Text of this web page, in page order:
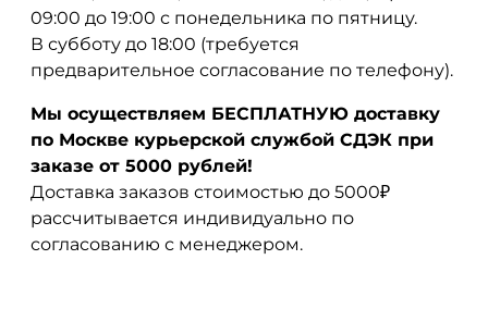
09:00 до 19:00 с понедельника по пятницу.
В субботу до 18:00 (требуется
предварительное согласование по телефону).
Мы осуществляем БЕСПЛАТНУЮ доставку
по Москве курьерской службой СДЭК при
заказе от 5000 рублей!
Доставка заказов стоимостью до 5000₽
рассчитывается индивидуально по
согласованию с менеджером.